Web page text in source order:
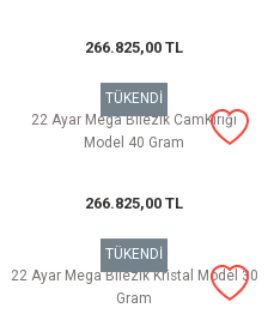
266.825,00 TL
TÜKENDİ
22 Ayar Mega Bilezik CamKırığı
Model 40 Gram
266.825,00 TL
TÜKENDİ
22 Ayar Mega Bilezik Kristal Model 30
Gram